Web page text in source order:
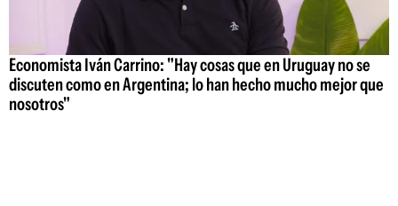
Economista Iván Carrino: "Hay cosas que en Uruguay no se
discuten como en Argentina; lo han hecho mucho mejor que
nosotros"